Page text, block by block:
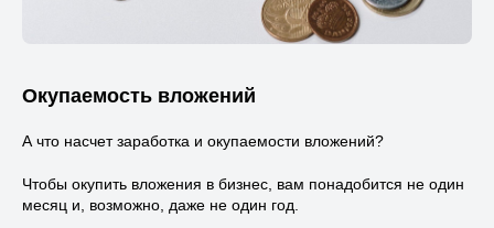
Окупаемость вложений
А что насчет заработка и окупаемости вложений?
Чтобы окупить вложения в бизнес, вам понадобится не один
месяц и, возможно, даже не один год.